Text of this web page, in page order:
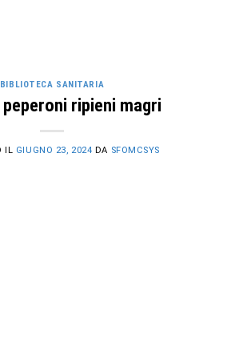
BIBLIOTECA SANITARIA
ripieni magri
IL GIUGNO 23, 2024 DA SFOMCSYS